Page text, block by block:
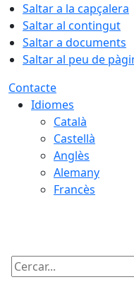
Saltar a la capçalera
Saltar al contingut
Saltar a documents
Saltar al peu de
Contacte
Idiomes
Català
Castellà
Anglès
Alemany
Francès
Cercar: